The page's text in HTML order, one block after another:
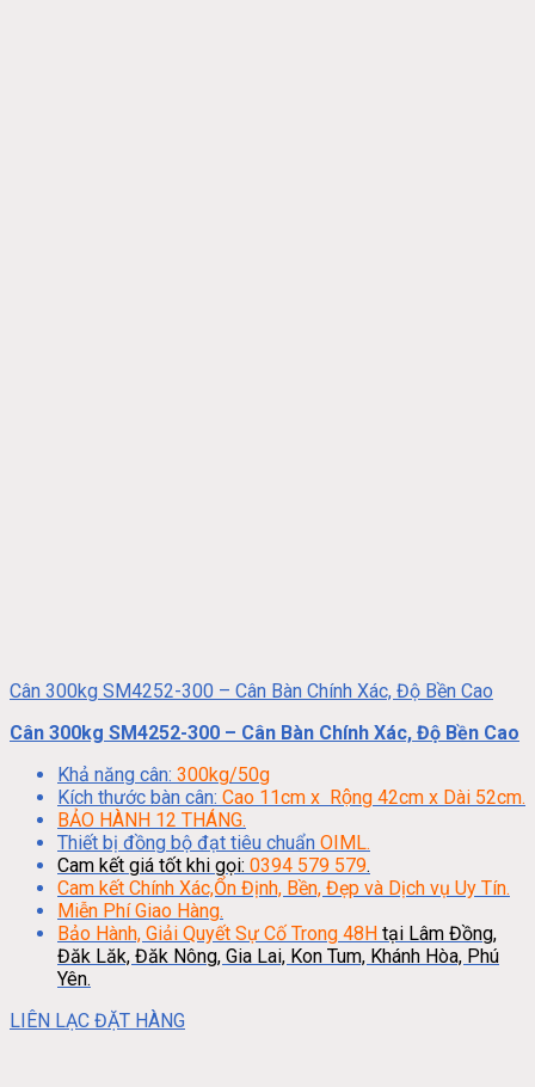
Cân 300kg SM4252-300 – Cân Bàn Chính Xác, Độ Bền Cao
Cân 300kg SM4252-300 – Cân Bàn Chính Xác, Độ Bền Cao
Khả năng cân: 300kg/50g
Kích thước bàn cân: Cao 11cm x Rộng 42cm x Dài 52cm.
BẢO HÀNH 12 THÁNG.
Thiết bị đồng bộ đạt tiêu chuẩn OIML.
Cam kết giá tốt khi gọi: 0394 579 579.
Cam kết Chính Xác,Ổn Định, Bền, Đẹp và Dịch vụ Uy Tín.
Miễn Phí Giao Hàng.
Bảo Hành, Giải Quyết Sự Cố Trong 48H tại Lâm Đồng,
Đăk Lăk, Đăk Nông, Gia Lai, Kon Tum, Khánh Hòa, Phú
Yên.
LIÊN LẠC ĐẶT HÀNG